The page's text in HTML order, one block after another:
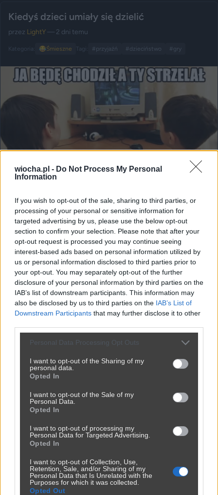
wiocha.pl - Do Not Process My Personal
Information
If you wish to opt-out of the sale, sharing to third parties, or
processing of your personal or sensitive information for
targeted advertising by us, please use the below opt-out
section to confirm your selection. Please note that after your
opt-out request is processed you may continue seeing
interest-based ads based on personal information utilized by
us or personal information disclosed to third parties prior to
your opt-out. You may separately opt-out of the further
disclosure of your personal information by third parties on the
IAB’s list of downstream participants. This information may
also be disclosed by us to third parties on the IAB’s List of
Downstream Participants that may further disclose it to other
Personal Data Processing Opt Outs
I want to opt-out of the Sharing of my
personal data.
Opted In
I want to opt-out of the Sale of my
Personal Data.
Opted In
I want to opt-out of processing my
Personal Data for Targeted Advertising.
Opted In
I want to opt-out of Collection, Use,
Retention, Sale, and/or Sharing of my
Personal Data that Is Unrelated with the
Purposes for which it was collected.
Opted Out
Kiedyś dzieci umiały się dzielić
przez LightY— 2 dni temu
Kategoria: 😂Śmieszne Tagi: #przyjaźń #dzieciństwo #gry
198 0 Udostępnij
Teraz czas na parkiet
przezLightY— 2 dni temu
Kategoria: 😂 Śmieszne Tagi: #humor #wesele #ojciec #impreza